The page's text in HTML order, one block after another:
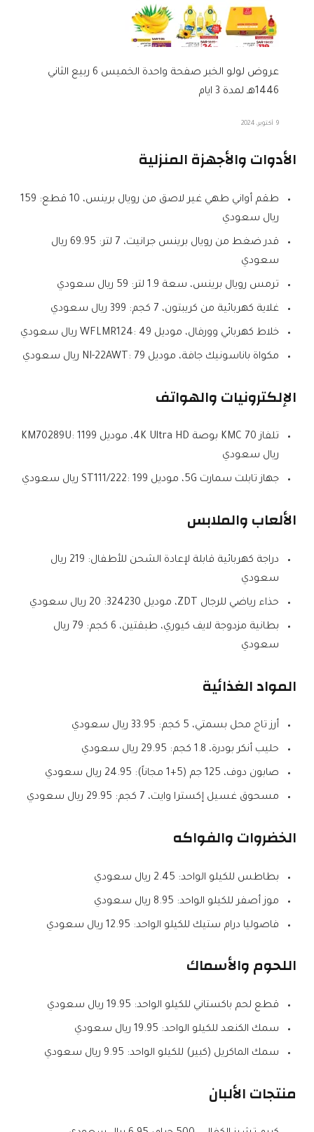
عروض لولو الخبر صفحة واحدة الخميس 6 ربيع الثاني
1446هـ لمدة 3 ايام
9 أكتوبر، 2024
الأدوات والأجهزة المنزلية
طقم أواني طهي غير لاصق من رويال برينس، 10 قطع: 159
ريال سعودي
قدر ضغط من رويال برينس جرانيت، 7 لتر: 69.95 ريال
سعودي
ترمس رويال برينس، سعة 1.9 لتر: 59 ريال سعودي
غلاية كهربائية من كريبتون، 7 كجم: 399 ريال سعودي
خلاط كهربائي وورفال، موديل WFLMR124: 49 ريال سعودي
مكواة باناسونيك جافة، موديل NI-22AWT: 79 ريال سعودي
الإلكترونيات والهواتف
تلفاز KMC 70 بوصة 4K Ultra HD، موديل KM70289U: 1199
ريال سعودي
جهاز تابلت سمارت 5G، موديل ST111/222: 199 ريال سعودي
الألعاب والملابس
دراجة كهربائية قابلة لإعادة الشحن للأطفال: 219 ريال
سعودي
حذاء رياضي للرجال ZDT، موديل 324230: 20 ريال سعودي
بطانية مزدوجة لايف كيوري، طبقتين، 6 كجم: 79 ريال
سعودي
المواد الغذائية
أرز تاج محل بسمتي، 5 كجم: 33.95 ريال سعودي
حليب أنكر بودرة، 1.8 كجم: 29.95 ريال سعودي
صابون دوف، 125 جم (5+1 مجاناً): 24.95 ريال سعودي
مسحوق غسيل إكسترا وايت، 7 كجم: 29.95 ريال سعودي
الخضروات والفواكه
بطاطس للكيلو الواحد: 2.45 ريال سعودي
موز أصفر للكيلو الواحد: 8.95 ريال سعودي
فاصوليا درام ستيك للكيلو الواحد: 12.95 ريال سعودي
اللحوم والأسماك
قطع لحم باكستاني للكيلو الواحد: 19.95 ريال سعودي
سمك الكنعد للكيلو الواحد: 19.95 ريال سعودي
سمك الماكريل (كبير) للكيلو الواحد: 9.95 ريال سعودي
منتجات الألبان